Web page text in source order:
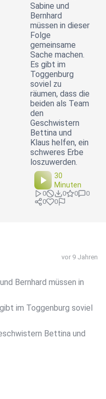
Sabine und
Bernhard
müssen in dieser
Folge
gemeinsame
Sache machen.
Es gibt im
Toggenburg
soviel zu
räumen, dass die
beiden als Team
den
Geschwistern
Bettina und
Klaus helfen, ein
schweres Erbe
loszuwerden.
30
Minuten
0 0 0
0
0
0
vor 9 Jahren
Bernhard müssen in
im Toggenburg soviel
Bettina und